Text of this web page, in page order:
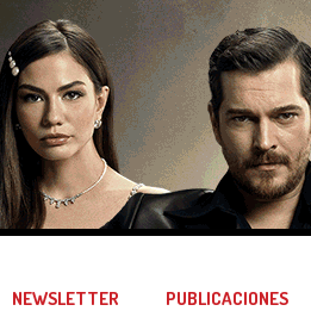
NEWSLETTER PUBLICACIONES